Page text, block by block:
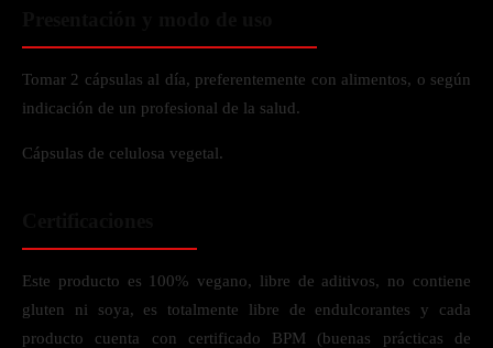
Tomar 2 cápsulas al día, preferentemente con alimentos, o según
indicación de un profesional de la salud.
Cápsulas de celulosa vegetal.
Este producto es 100% vegano, libre de aditivos, no contiene
gluten ni soya, es totalmente libre de endulcorantes y cada
producto cuenta con certificado BPM (buenas prácticas de